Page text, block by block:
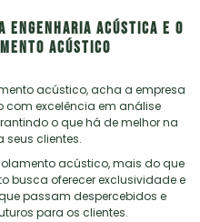
Engenharia Acústica e o
acústico
acústico, acha a empresa
com excelência em análise
o que há de melhor na
clientes.
acústico, mais do que
busca oferecer exclusividade e
passam despercebidos e
para os clientes.